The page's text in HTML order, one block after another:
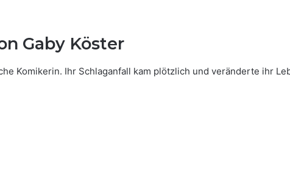
Gaby Köster
Komikerin. Ihr Schlaganfall kam plötzlich und veränderte ihr